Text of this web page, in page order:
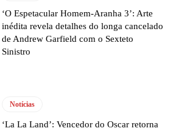
‘O Espetacular Homem-Aranha 3’: Arte
inédita revela detalhes do longa cancelado
de Andrew Garfield com o Sexteto
Sinistro
Notícias
‘La La Land’: Vencedor do Oscar retorna